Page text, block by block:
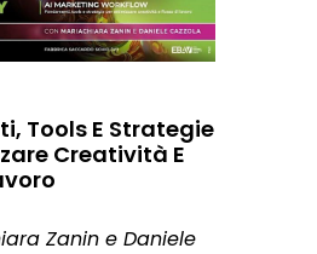
Tools E Strategie
Creatività E
Zanin e Daniele